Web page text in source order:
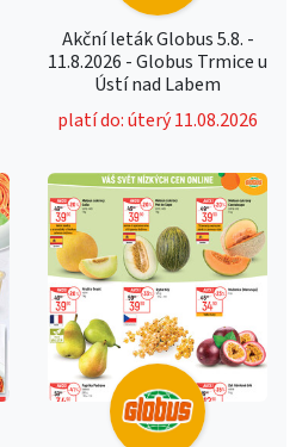
Akční leták Globus 5.8. -
11.8.2026 - Globus Trmice u
Ústí nad Labem
platí do: úterý 11.08.2026